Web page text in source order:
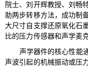
院士、刘开辉教授、刘畅
助两步转移方法，成功制
大尺寸自支撑还原氧化石
比的压力传感器和声学麦
声学器件的核心性能
声波引起的机械振动或压